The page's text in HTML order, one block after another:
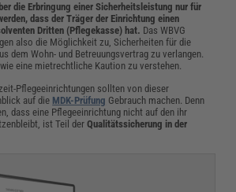
die Erbringung einer Sicherheitsleistung nur für
dass der Träger der Einrichtung einen
Dritten (Pflegekasse) hat. Das WBVG
also die Möglichkeit zu, Sicherheiten für die
dem Wohn- und Betreuungsvertrag zu verlangen.
eine mietrechtliche Kaution zu verstehen.
Pflegeeinrichtungen sollten von dieser
auf die MDK-Prüfung Gebrauch machen. Denn
dass eine Pflegeeinrichtung nicht auf den ihr
ist Teil derQualitätssicherung in der